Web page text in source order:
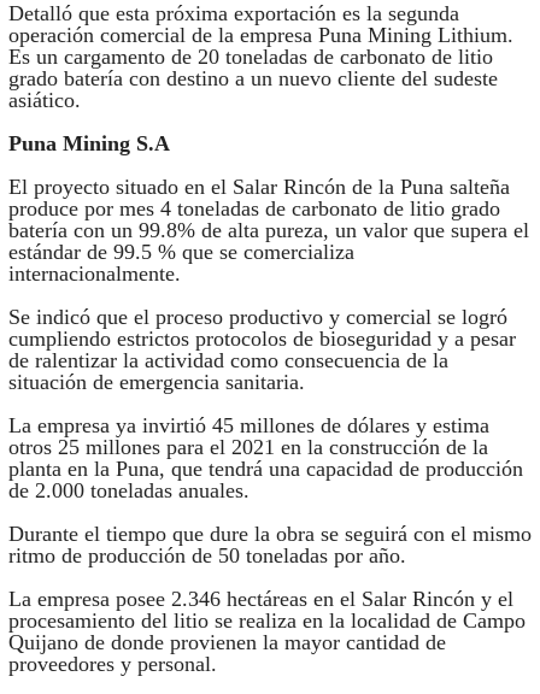
Detalló que esta próxima exportación es la segunda
operación comercial de la empresa Puna Mining Lithium.
Es un cargamento de 20 toneladas de carbonato de litio
grado batería con destino a un nuevo cliente del sudeste
asiático.
Puna Mining S.A
El proyecto situado en el Salar Rincón de la Puna salteña
produce por mes 4 toneladas de carbonato de litio grado
batería con un 99.8% de alta pureza, un valor que supera el
estándar de 99.5 % que se comercializa
internacionalmente.
Se indicó que el proceso productivo y comercial se logró
cumpliendo estrictos protocolos de bioseguridad y a pesar
de ralentizar la actividad como consecuencia de la
situación de emergencia sanitaria.
La empresa ya invirtió 45 millones de dólares y estima
otros 25 millones para el 2021 en la construcción de la
planta en la Puna, que tendrá una capacidad de producción
de 2.000 toneladas anuales.
Durante el tiempo que dure la obra se seguirá con el mismo
ritmo de producción de 50 toneladas por año.
La empresa posee 2.346 hectáreas en el Salar Rincón y el
procesamiento del litio se realiza en la localidad de Campo
Quijano de donde provienen la mayor cantidad de
proveedores y personal.